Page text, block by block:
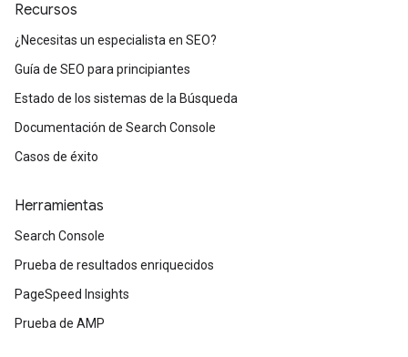
Recursos
¿Necesitas un especialista en SEO?
Guía de SEO para principiantes
Estado de los sistemas de la Búsqueda
Documentación de Search Console
Casos de éxito
Herramientas
Search Console
Prueba de resultados enriquecidos
PageSpeed Insights
Prueba de AMP